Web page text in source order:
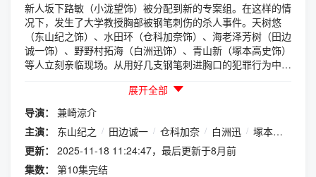
新人坂下路敏（小泷望饰）被分配到新的专案组。在这样的情
况下，发生了大学教授胸部被钢笔刺伤的杀人事件。天树悠
（东山纪之饰）、水田环（仓科加奈饰）、海老泽芳树（田边
诚一饰）、野野村拓海（白洲迅饰）、青山新（塚本高史饰）
等人立刻亲临现场。从用好几支钢笔刺进胸口的犯罪行为中，
出这与一周前的女经营者杀人事件有关。路敏在网上查出，在
控诉大学教授和女性经营者骚扰的SNS点赞的人中，名为“骚
扰杀手”的网民上传了只有犯人才能拍摄的图像。与此同时，
刚刚迎来新成员的新专案组，突然又迎来分别。@哦撸马（阿
点）
展开全部
导演：
兼崎涼介
主演：
东山纪之 / 田边诚一 / 仓科加奈 / 白洲迅 / 塚本高史
更新：
2025-11-18 11:24:47，最后更新于8月前
集数：
第10集完结